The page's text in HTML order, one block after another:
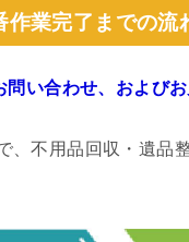
作業完了までの流
問い合わせ、および
、不用品回収・遺品